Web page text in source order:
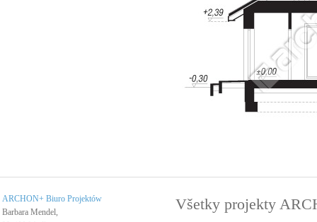
ARCHON+ Biuro Projektów
Barbara Mendel,
Všetky projekty